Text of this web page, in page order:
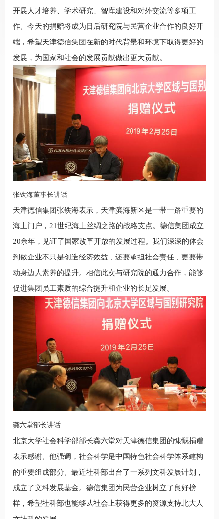
开展人才培养、学术研究、智库建设和对外交流等多项工
作。今天的捐赠将成为日后研究院与民营企业合作的良好开
端，希望天津德信集团在新的时代背景和环境下取得更好的
发展，为国家和社会的发展贡献做出更大贡献。
张铁海董事长讲话
天津德信集团张铁海表示，天津滨海新区是一带一路重要的
海上门户，21世纪海上丝绸之路的战略支点。德信集团成立
20余年，见证了国家改革开放的发展过程。我们深深的体会
到做企业不只是创造经济效益，还要承担社会责任，更要带
动身边人素养的提升。相信此次与研究院的通力合作，能够
促进集团员工素质的综合提升和企业的长足发展。
龚六堂部长讲话
北京大学社会科学部部长龚六堂对天津德信集团的慷慨捐赠
表示感谢。他强调，社会科学是中国特色社会科学体系建构
的重要组成部分。最近社科部出台了一系列文科发展计划，
成立了文科发展基金。德信集团为民营企业树立了良好榜
样，希望社科部也能够从社会上获得更多的资源支持北大人